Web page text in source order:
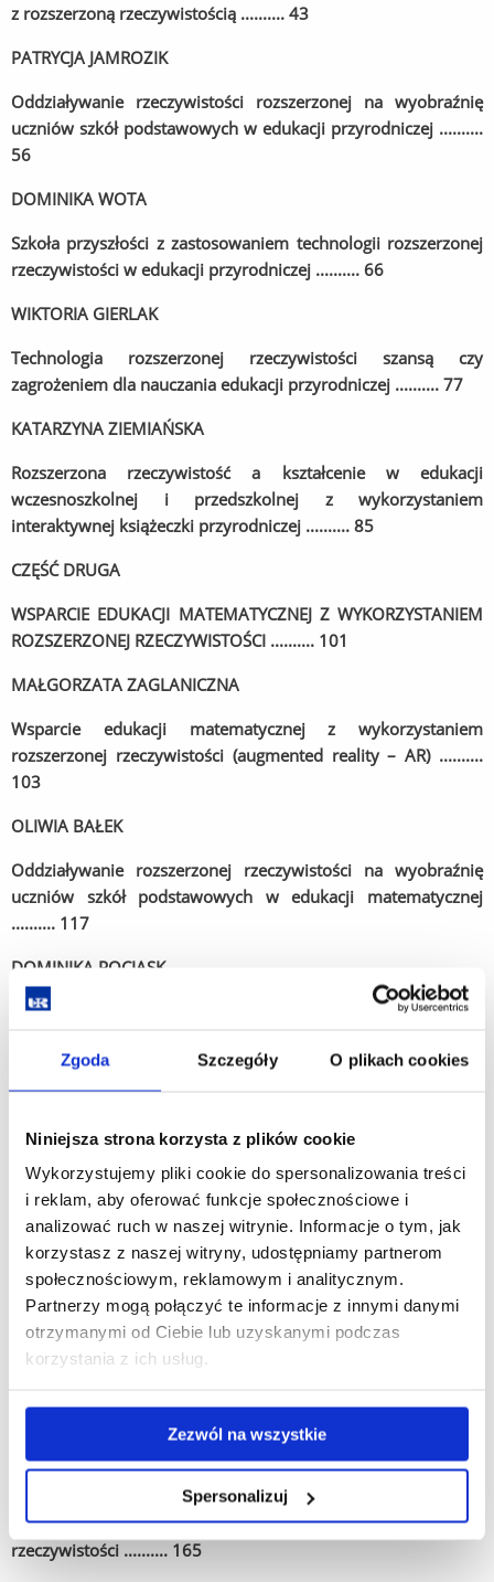
Zgoda Szczegóły O plikach cookies
Niniejsza strona korzysta z plików cookie
Wykorzystujemy pliki cookie do spersonalizowania treści
i reklam, aby oferować funkcje społecznościowe i
analizować ruch w naszej witrynie. Informacje o tym, jak
korzystasz z naszej witryny, udostępniamy partnerom
społecznościowym, reklamowym i analitycznym.
Partnerzy mogą połączyć te informacje z innymi danymi
otrzymanymi od Ciebie lub uzyskanymi podczas
korzystania z ich usług.
Zezwól na wszystkie
Spersonalizuj
z rozszerzoną rzeczywistością .......... 43
PATRYCJA JAMROZIK
Oddziaływanie rzeczywistości rozszerzonej na wyobraźnię
uczniów szkół podstawowych w edukacji przyrodniczej ..........
56
DOMINIKA WOTA
Szkoła przyszłości z zastosowaniem technologii rozszerzonej
rzeczywistości w edukacji przyrodniczej .......... 66
WIKTORIA GIERLAK
Technologia rozszerzonej rzeczywistości szansą czy
zagrożeniem dla nauczania edukacji przyrodniczej .......... 77
KATARZYNA ZIEMIAŃSKA
Rozszerzona rzeczywistość a kształcenie w edukacji
wczesnoszkolnej i przedszkolnej z wykorzystaniem
interaktywnej książeczki przyrodniczej .......... 85
CZĘŚĆ DRUGA
WSPARCIE EDUKACJI MATEMATYCZNEJ Z WYKORZYSTANIEM
ROZSZERZONEJ RZECZYWISTOŚCI .......... 101
MAŁGORZATA ZAGLANICZNA
Wsparcie edukacji matematycznej z wykorzystaniem
rozszerzonej rzeczywistości (augmented reality – AR) ..........
103
OLIWIA BAŁEK
Oddziaływanie rozszerzonej rzeczywistości na wyobraźnię
uczniów szkół podstawowych w edukacji matematycznej
.......... 117
DOMINIKA POCIASK
Technologia rozszerzonej rzeczywistości szansą czy
Rozszerzona rzeczywistość a kształcenie w edukacji
wczesnoszkolnej i przedszkolnej z wykorzystaniem
interaktywnej książeczki matematycznej .......... 140
CZĘŚĆ TRZECIA
MOŻLIWOŚCI I OGRANICZENIA WYNIKAJĄCE ZE STOSOWANIA
ROZSZERZONEJ RZECZYWISTOŚCI .......... 149
WERONIKA PYCHOWSKA
Możliwości, jakie daje rozszerzona rzeczywistość dla uczniów
szkół podstawowych w edukacji przyrodniczej .......... 151
MAGDALENA BEDNARSKA
Ograniczenia związane z zastosowaniem rozszerzonej
rzeczywistości .......... 165